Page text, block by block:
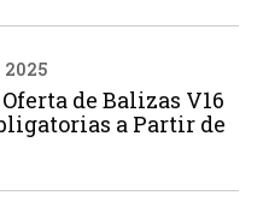
2025
de Balizas V16
a Partir de